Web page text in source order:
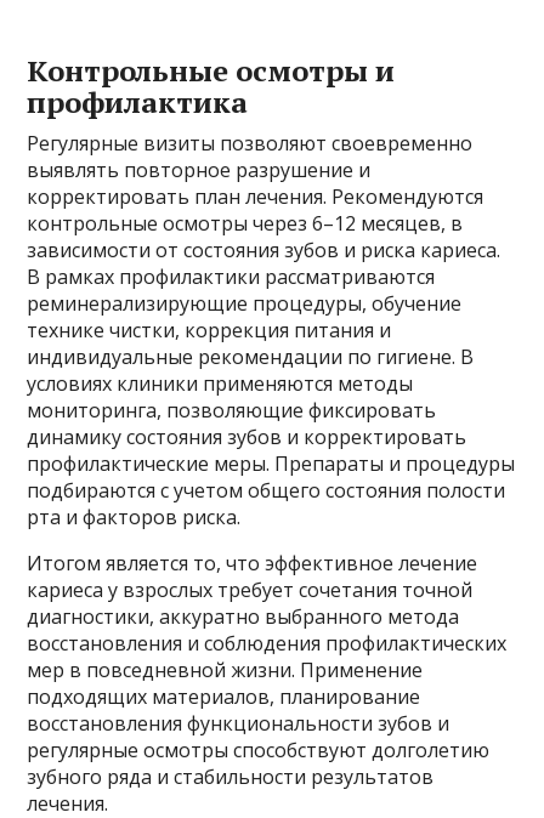
Контрольные осмотры и
профилактика
Регулярные визиты позволяют своевременно
выявлять повторное разрушение и
корректировать план лечения. Рекомендуются
контрольные осмотры через 6–12 месяцев, в
зависимости от состояния зубов и риска кариеса.
В рамках профилактики рассматриваются
реминерализирующие процедуры, обучение
технике чистки, коррекция питания и
индивидуальные рекомендации по гигиене. В
условиях клиники применяются методы
мониторинга, позволяющие фиксировать
динамику состояния зубов и корректировать
профилактические меры. Препараты и процедуры
подбираются с учетом общего состояния полости
рта и факторов риска.
Итогом является то, что эффективное лечение
кариеса у взрослых требует сочетания точной
диагностики, аккуратно выбранного метода
восстановления и соблюдения профилактических
мер в повседневной жизни. Применение
подходящих материалов, планирование
восстановления функциональности зубов и
регулярные осмотры способствуют долголетию
зубного ряда и стабильности результатов
лечения.